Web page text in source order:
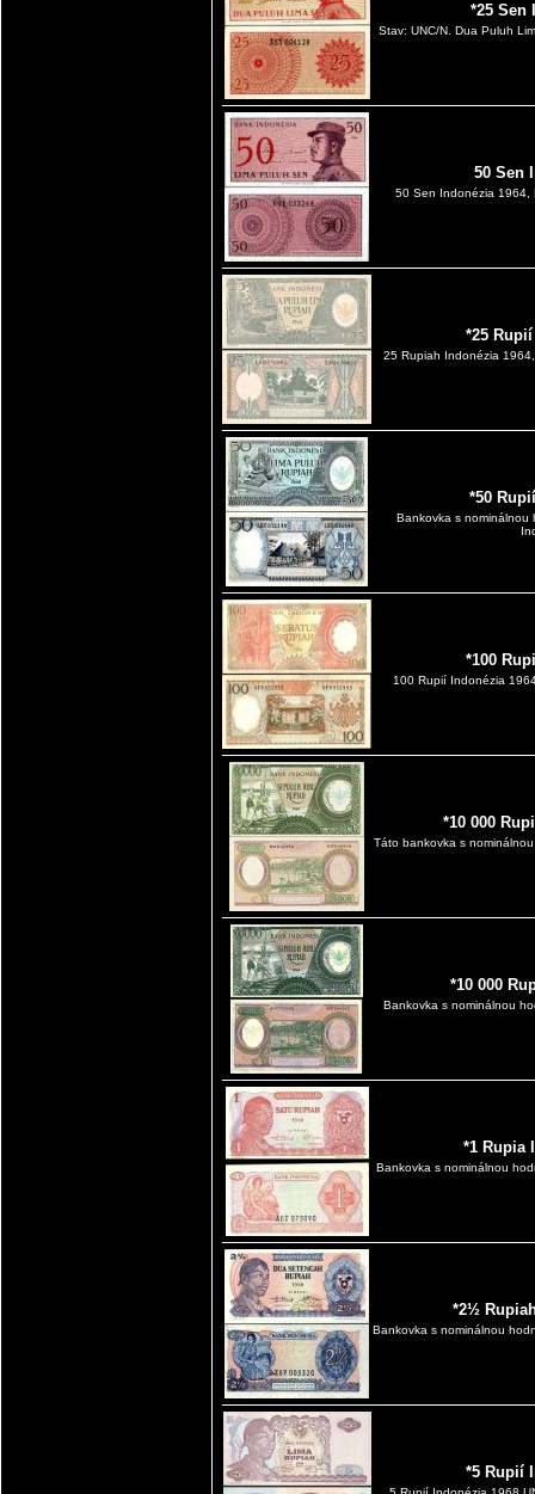
*25 Sen
Stav: UNC/N. Dua Puluh
50 Sen
50 Sen Indonézia 1964,
*25 Rupií
25 Rupiah Indonézia
*50
Bankovka s
*100
100 Rupií Indonézia
*10 000
Táto bankovka s
*10 000
Bankovka s nominálnou
*1 Rupia
Bankovka s nominálnou
*2½
Bankovka s nominálnou
*5 Rupií